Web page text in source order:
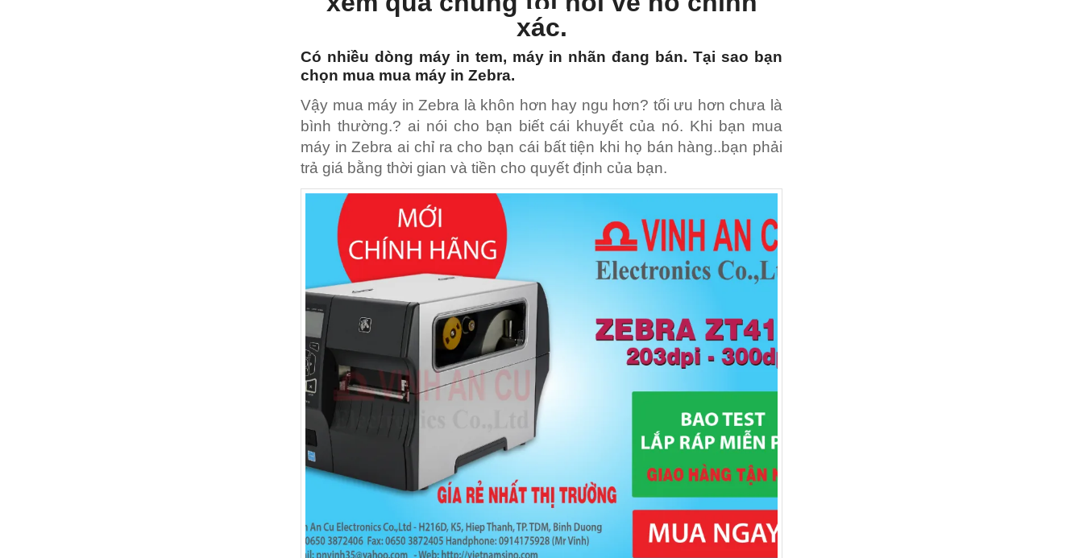
xác.
Có nhiều dòng máy in tem, máy in nhãn đang bán. Tại sao bạn
chọn mua mua máy in Zebra.
Vậy mua máy in Zebra là khôn hơn hay ngu hơn? tối ưu hơn chưa là
bình thường.? ai nói cho bạn biết cái khuyết của nó. Khi bạn mua
máy in Zebra ai chỉ ra cho bạn cái bất tiện khi họ bán hàng..bạn phải
trả giá bằng thời gian và tiền cho quyết định của bạn.